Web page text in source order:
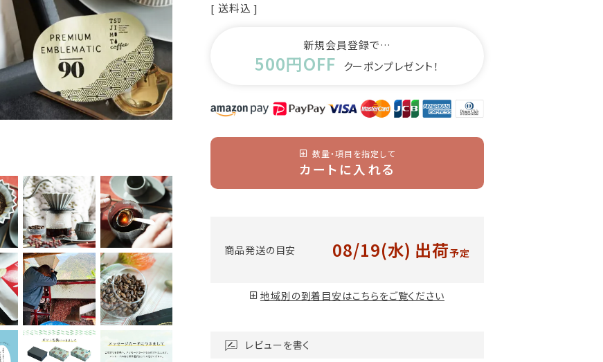
送料込
新規会員登録で…
500円OFF クーポンプレゼント！
数量・項目を指定して
カートに入れる
商品発送の目安 08/19(水) 出荷予定
地域別の到着目安はこちらをご覧ください
レビューを書く